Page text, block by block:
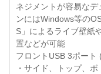
ネジメントが容易な
ンにはWindows等の
S」によるライブ壁紙
置などが可能
フロントUSB 3ポート
・サイド、トップ、